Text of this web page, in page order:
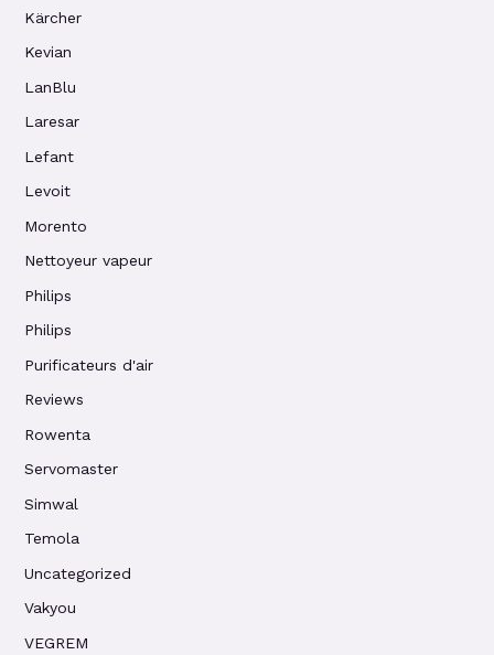
Kärcher
Kevian
LanBlu
Laresar
Lefant
Levoit
Morento
Nettoyeur vapeur
Philips
Philips
Purificateurs d'air
Reviews
Rowenta
Servomaster
Simwal
Temola
Uncategorized
Vakyou
VEGREM